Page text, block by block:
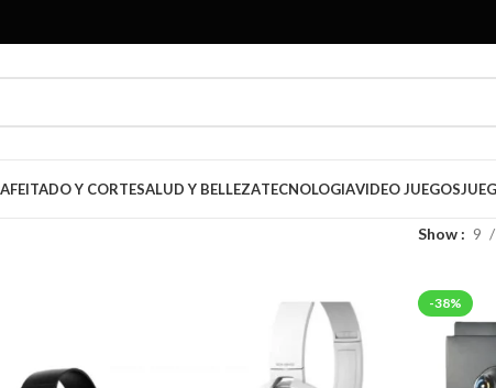
AFEITADO Y CORTESALUD Y BELLEZATECNOLOGIAVIDEO JUEGOS
Show 9
-38%